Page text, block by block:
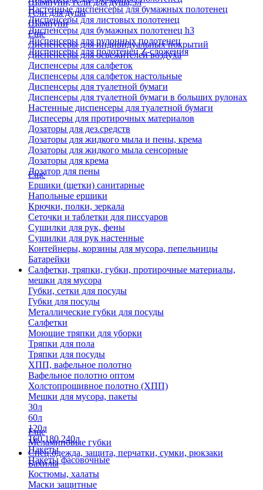
Шампуни, гели для душа,5л
Гели для душа
Шампуни
Настенные диспенсеры для бумажных полотенец
Диспенсеры для листовых полотенец
Диспенсеры для бумажных полотенец h3
Диспенсеры для рулонных полотенец
Диспенсеры для полотенец Z-сложения
Еще
Диспенсеры для индивидуальных покрытий
Диспенсеры для освежителей воздуха
Диспенсеры для салфеток
Диспенсеры для салфеток настольные
Диспенсеры для туалетной бумаги
Диспенсеры для туалетной бумаги в больших рулонах
Настенные диспенсеры для туалетной бумаги
Диспесеры для протирочных материалов
Дозаторы для дез.средств
Дозаторы для жидкого мыла и пены, крема
Дозаторы для жидкого мыла сенсорные
Дозаторы для крема
Дозатор для пены
Еще
Ершики (щетки) санитарные
Напольные ершики
Крючки, полки, зеркала
Сеточки и таблетки для писсуаров
Сушилки для рук, фены
Сушилки для рук настенные
Контейнеры, корзины для мусора, пепельницы
Батарейки
Салфетки, тряпки, губки, протирочные материалы,
мешки для мусора
Губки, сетки для посуды
Губки для посуды
Металлические губки для посуды
Салфетки
Моющие тряпки для уборки
Тряпки для пола
Тряпки для посуды
ХПП, вафельное полотно
Вафельное полотно оптом
Холстопрошивное полотно (ХПП)
Мешки для мусора, пакеты
30л
60л
120л
160,180,240л
Пакеты
Пакеты фасовочные
Еще
Меламиновые губки
Спец.одежда, защита, перчатки, сумки, рюкзаки
Бахилы
Костюмы, халаты
Маски защитные